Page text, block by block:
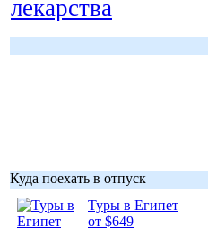
лекарства
Куда поехать в отпуск
Туры в Египет
от $649